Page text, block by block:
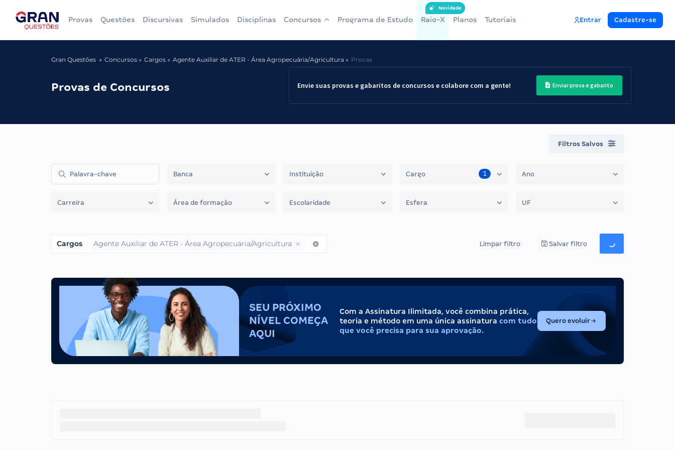
Provas Questões Discursivas Simulados Disciplinas Concursos Programa de Estudo Raio-X
Novidade
Planos Tutoriais Entrar Cadastre-se
Gran Questões Concursos Cargos Agente Auxiliar de ATER - Área Agropecuária/Agricultura Provas
Provas de Concursos Envie suas provas e gabaritos de concursos e colabore com a gente! Enviar prova e gabarito
Filtros Salvos
Banca Instituição Cargo 1 Ano
Carreira Área de formação Escolaridade Esfera UF
Cargos Agente Auxiliar de ATER - Área Agropecuária/Agricultura Limpar filtro Salvar filtro
SEU PRÓXIMO
NÍVEL COMEÇA
AQUI
Com a Assinatura Ilimitada, você combina prática,
teoria e método em uma única assinatura com tudo
que você precisa para sua aprovação.
Quero evoluir(abre em nova aba)